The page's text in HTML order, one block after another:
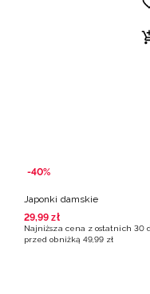
-40%
Japonki damskie
29,99 zł
Najniższa cena z ostatnich 30
przed obniżką 49,99 zł